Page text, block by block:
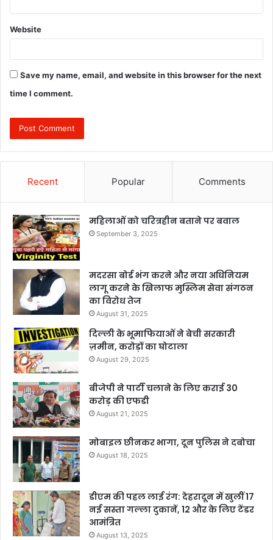
Website
Save my name, email, and website in this browser for the next
time I comment.
Recent Popular Comments
महिलाओं को चरित्रहीन बताने पर बवाल
September 3, 2025
मदरसा बोर्ड भंग करने और नया अधिनियम
लागू करने के खिलाफ मुस्लिम सेवा संगठन
का विरोध तेज
August 31, 2025
दिल्ली के भूमाफियाओं ने बेची सरकारी
ज़मीन, करोड़ों का घोटाला
August 29, 2025
बीजेपी ने पार्टी चलाने के लिए कराई 30
करोड़ की एफडी
August 21, 2025
मोबाइल छीनकर भागा, दून पुलिस ने दबोचा
August 18, 2025
डीएम की पहल लाई रंग: देहरादून में खुलीं 17
नई सस्ता गल्ला दुकानें, 12 और के लिए टेंडर
आमंत्रित
August 13, 2025